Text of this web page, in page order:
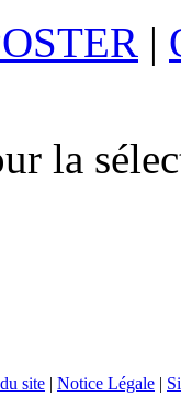
|
la
site | Notice Légale |